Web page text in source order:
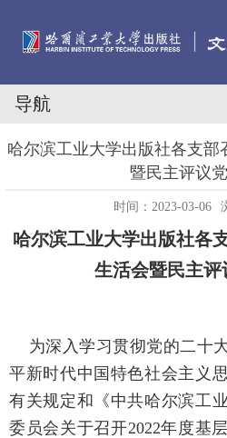
导航
哈尔滨工业大学出版社各支部
暨民主评议
时间：2023-03-06
哈尔滨工业大学出版社各
生活会暨民主评
为深入学习贯彻党的二十
平新时代中国特色社会主义
有关规定和《中共哈尔滨工
委员会关于召开2022年度基